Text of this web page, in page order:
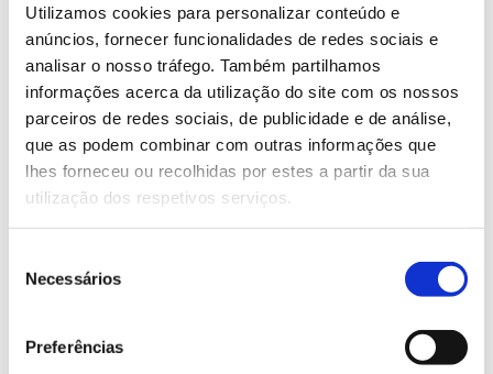
Utilizamos cookies para personalizar conteúdo e
anúncios, fornecer funcionalidades de redes sociais e
analisar o nosso tráfego. Também partilhamos
informações acerca da utilização do site com os nossos
parceiros de redes sociais, de publicidade e de análise,
que as podem combinar com outras informações que
lhes forneceu ou recolhidas por estes a partir da sua
utilização dos respetivos serviços.
Necessários
Preferências
Saiba mais sobre esta iniciativa
13.07.2026
Genoma do priolo e de outras espécies em risco:
conhecer para conservar
02.07.2026
Registar galhas de Trichi em acácia-das-espigas:
cidadãos chamados a ajudar